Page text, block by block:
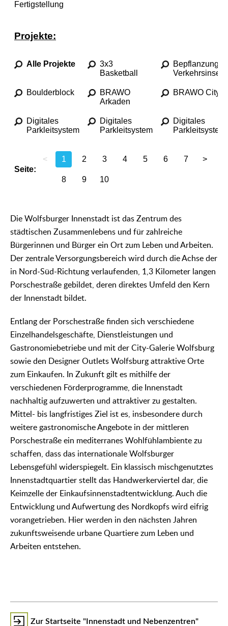
Die Wolfsburger Innenstadt ist das Zentrum des
städtischen Zusammenlebens und für zahlreiche
Bürgerinnen und Bürger ein Ort zum Leben und Arbeiten.
Der zentrale Versorgungsbereich wird durch die Achse der
in Nord-Süd-Richtung verlaufenden, 1,3 Kilometer langen
Porschestraße gebildet, deren direktes Umfeld den Kern
der Innenstadt bildet.
Entlang der Porschestraße finden sich verschiedene
Einzelhandelsgeschäfte, Dienstleistungen und
Gastronomiebetriebe und mit der City-Galerie Wolfsburg
sowie den Designer Outlets Wolfsburg attraktive Orte
zum Einkaufen. In Zukunft gilt es mithilfe der
verschiedenen Förderprogramme, die Innenstadt
nachhaltig aufzuwerten und attraktiver zu gestalten.
Mittel- bis langfristiges Ziel ist es, insbesondere durch
weitere gastronomische Angebote in der mittleren
Porschestraße ein mediterranes Wohlfühlambiente zu
schaffen, dass das internationale Wolfsburger
Lebensgefühl widerspiegelt. Ein klassisch mischgenutztes
Innenstadtquartier stellt das Handwerkerviertel dar, die
Keimzelle der Einkaufsinnenstadtentwicklung. Auch die
Entwicklung und Aufwertung des Nordkopfs wird eifrig
vorangetrieben. Hier werden in den nächsten Jahren
zukunftsweisende urbane Quartiere zum Leben und
Arbeiten entstehen.
Zur Startseite "Innenstadt und Nebenzentren"